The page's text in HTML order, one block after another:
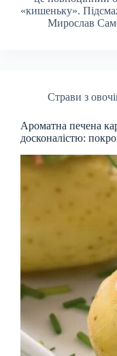
«кишеньку».
Мирослав
Страви з
Ароматна печена
досконалістю: